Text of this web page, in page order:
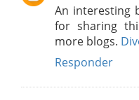
An interesting
for sharing
more blogs.
Responder